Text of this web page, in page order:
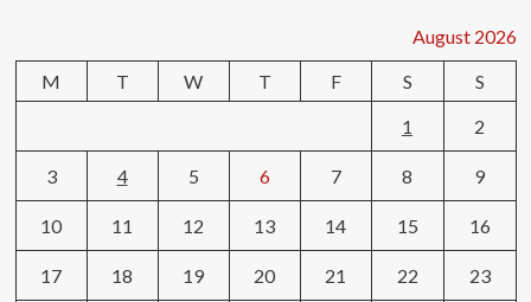
August 2026
M
T W T F S
S
1
2
3 4 5 6 7 8 9
10 11 12 13 14 15 16
17 18 19 20 21 22 23